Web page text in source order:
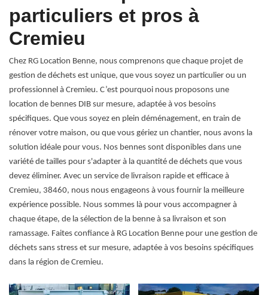
particuliers et pros à
Cremieu
Chez RG Location Benne, nous comprenons que chaque projet de
gestion de déchets est unique, que vous soyez un particulier ou un
professionnel à Cremieu. C’est pourquoi nous proposons une
location de bennes DIB sur mesure, adaptée à vos besoins
spécifiques. Que vous soyez en plein déménagement, en train de
rénover votre maison, ou que vous gériez un chantier, nous avons la
solution idéale pour vous. Nos bennes sont disponibles dans une
variété de tailles pour s'adapter à la quantité de déchets que vous
devez éliminer. Avec un service de livraison rapide et efficace à
Cremieu, 38460, nous nous engageons à vous fournir la meilleure
expérience possible. Nous sommes là pour vous accompagner à
chaque étape, de la sélection de la benne à sa livraison et son
ramassage. Faites confiance à RG Location Benne pour une gestion de
déchets sans stress et sur mesure, adaptée à vos besoins spécifiques
dans la région de Cremieu.